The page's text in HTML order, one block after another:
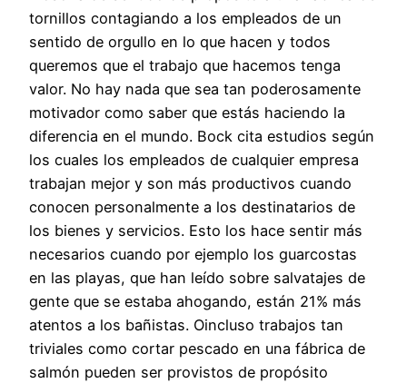
tornillos contagiando a los empleados de un
sentido de orgullo en lo que hacen y todos
queremos que el trabajo que hacemos tenga
valor. No hay nada que sea tan poderosamente
motivador como saber que estás haciendo la
diferencia en el mundo. Bock cita estudios según
los cuales los empleados de cualquier empresa
trabajan mejor y son más productivos cuando
conocen personalmente a los destinatarios de
los bienes y servicios. Esto los hace sentir más
necesarios cuando por ejemplo los guarcostas
en las playas, que han leído sobre salvatajes de
gente que se estaba ahogando, están 21% más
atentos a los bañistas. Oincluso trabajos tan
triviales como cortar pescado en una fábrica de
salmón pueden ser provistos de propósito